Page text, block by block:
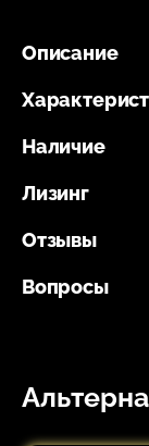
Описание
Наличие
Лизинг
Отзывы
Вопросы